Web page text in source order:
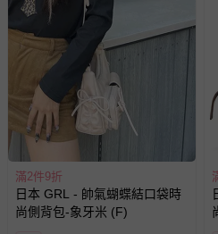
滿2件9折
日本 GRL - 帥氣蝴蝶結口袋時
尚側背包-象牙米 (F)